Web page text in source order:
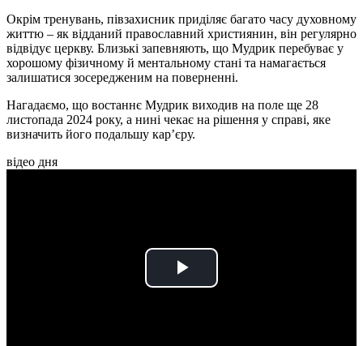
Окрім тренувань, півзахисник приділяє багато часу духовному
життю – як відданий православний християнин, він регулярно
відвідує церкву. Близькі запевняють, що Мудрик перебуває у
хорошому фізичному й ментальному стані та намагається
залишатися зосередженим на поверненні.
Нагадаємо, що востаннє Мудрик виходив на поле ще 28
листопада 2024 року, а нині чекає на рішення у справі, яке
визначить його подальшу кар’єру.
відео дня
Play